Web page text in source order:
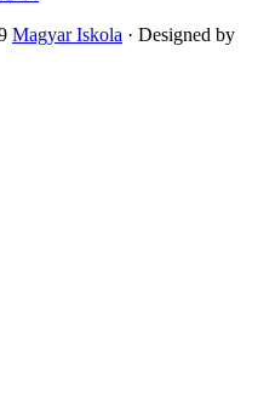
Magyar Iskola · Designed by